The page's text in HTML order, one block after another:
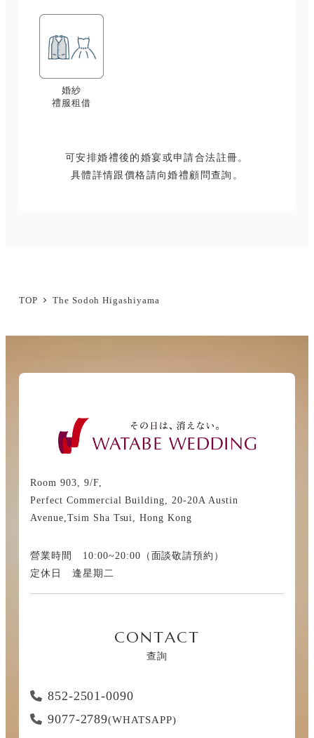
婚紗
禮服租借
可安排婚禮後的婚宴或申請合法註冊。
具體詳情跟價格請向婚禮顧問查詢。
TOP The Sodoh Higashiyama
Room 903, 9/F,
Perfect Commercial Building, 20-20A Austin
Avenue,Tsim Sha Tsui, Hong Kong
營業時間 10:00~20:00（面談敬請預約）
定休日 逢星期二
CONTACT
查詢
852-2501-0090
9077-2789(WHATSAPP)